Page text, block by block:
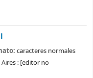
caracteres normales
: [editor no